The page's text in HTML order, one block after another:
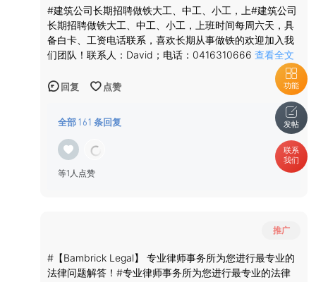
功能
发帖
联系
我们
#建筑公司长期招聘做铁大工、中工、小工，上#建筑公司
长期招聘做铁大工、中工、小工，上班时间每周六天，具
备白卡、工资电话联系，喜欢长期从事做铁的欢迎加入我
们团队！联系人：David；电话：0416310666查看全文
回复 点赞
全部161 条回复
等1人点赞
推广
#【Bambrick Legal】 专业律师事务所为您进行最专业的
法律问题解答！#专业律师事务所为您进行最专业的法律